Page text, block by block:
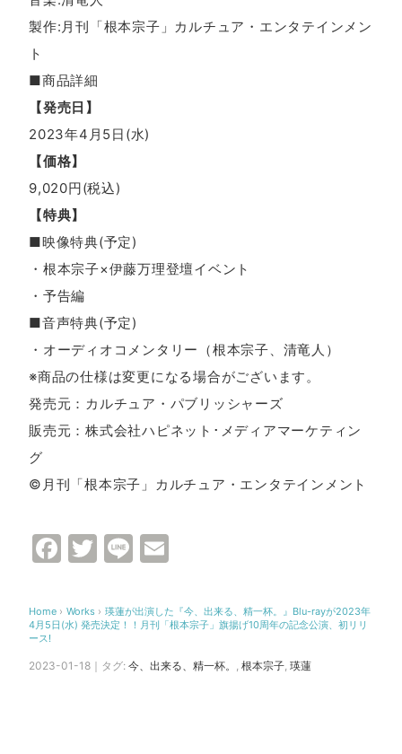
製作:月刊「根本宗子」カルチュア・エンタテインメン
ト
■商品詳細
【発売⽇】
2023年4⽉5⽇(⽔)
【価格】
9,020円(税込)
【特典】
■映像特典(予定)
・根本宗子×伊藤万理登壇イベント
・予告編
■音声特典(予定)
・オーディオコメンタリー（根本宗子、清竜人）
※商品の仕様は変更になる場合がございます。
発売元：カルチュア・パブリッシャーズ
販売元：株式会社ハピネット･メディアマーケティン
グ
©月刊「根本宗子」カルチュア・エンタテインメント
Facebook
Twitter
Line
Home › Works › 瑛蓮が出演した『今、出来る、精一杯。』Blu-rayが2023年
4⽉5⽇(⽔) 発売決定！！月刊「根本宗子」旗揚げ10周年の記念公演、初リリ
ース!
2023-01-18｜タグ: 今、出来る、精一杯。 , 根本宗子, 瑛蓮